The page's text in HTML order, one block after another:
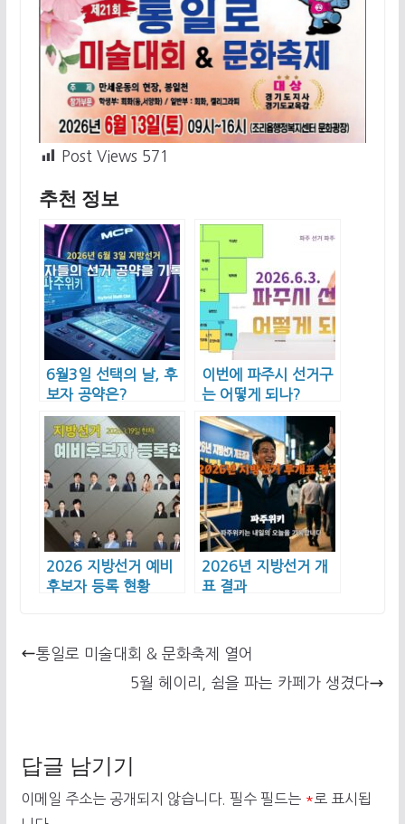
Post Views 571
추천 정보
6월3일 선택의 날, 후
보자 공약은?
이번에 파주시 선거구
는 어떻게 되나?
2026 지방선거 예비
후보자 등록 현황
2026년 지방선거 개
표 결과
통일로 미술대회 & 문화축제 열어
5월 헤이리, 쉼을 파는 카페가 생겼다
답글 남기기
이메일 주소는 공개되지 않습니다. 필수 필드는 *로 표시됩